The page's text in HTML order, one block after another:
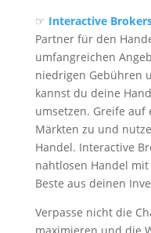
☞ Interactive
Partner für den
umfangreichen
niedrigen Gebühren
kannst du deine
umsetzen. Greife auf
Märkten zu und
Handel. Interactive
nahtlosen Handel
Beste aus deinen
Verpasse nicht die